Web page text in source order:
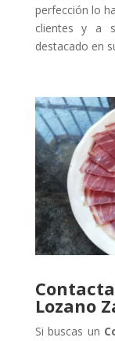
perfección lo
clientes y a
destacado en
Lozano
Si buscas un